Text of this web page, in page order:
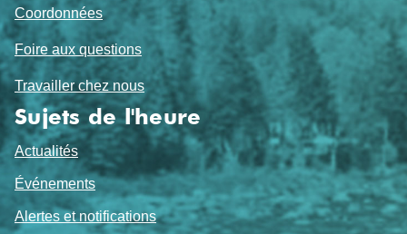
Coordonnées
Foire aux questions
Travailler chez nous
Sujets de l'heure
Actualités
Événements
Alertes et notifications